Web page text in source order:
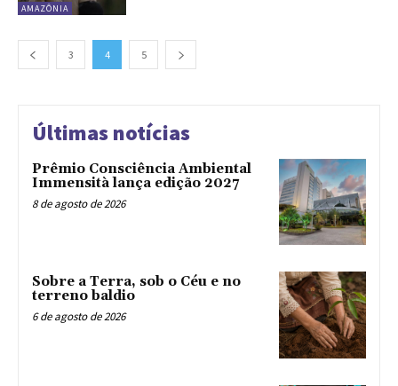
AMAZÔNIA
3 4 5
Últimas notícias
Prêmio Consciência Ambiental
Immensità lança edição 2027
8 de agosto de 2026
Sobre a Terra, sob o Céu e no
terreno baldio
6 de agosto de 2026